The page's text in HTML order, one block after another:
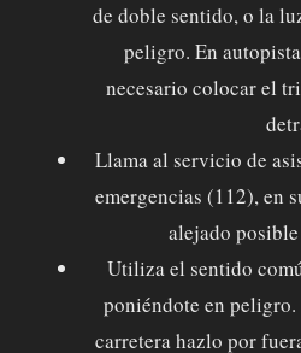
de doble sentido, o la
peligro. En
necesario colocar el
Llama al servicio de
emergencias (112), en
alejado
Utiliza el sentido
poniéndote en
carretera hazlo por